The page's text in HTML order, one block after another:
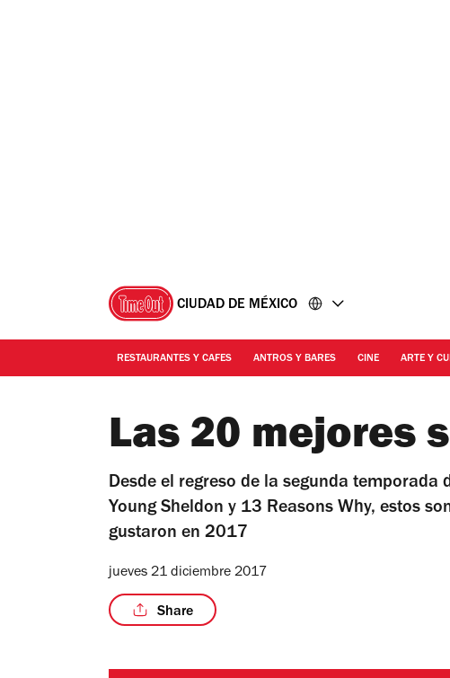
CIUDAD DE MÉXICO
RESTAURANTES Y CAFES ANTROS Y BARES CINE ARTE Y
Las 20 mejores
Desde el regreso de la segunda temporada
Young Sheldon y 13 Reasons Why, estos
gustaron en 2017
jueves 21 diciembre 2017
Share